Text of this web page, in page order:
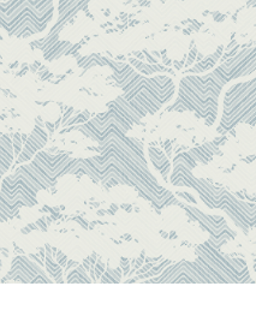
service, Envato
like you get
done faster.
About Envato
Careers